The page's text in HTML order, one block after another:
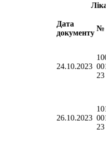
Дата
документу
№
24.10.2023
23
26.10.2023
23